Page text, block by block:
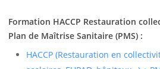
Formation HACCP Restauration
Plan de Maîtrise Sanitaire (PMS) :
HACCP (Restauration en